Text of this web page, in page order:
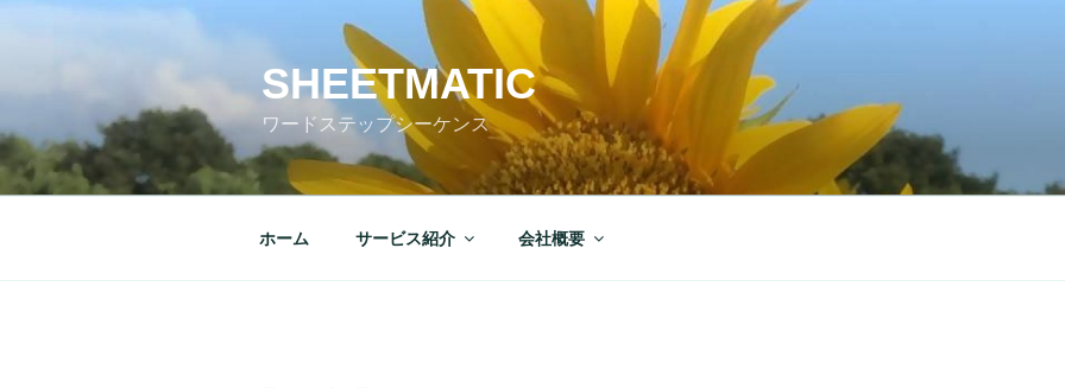
ツ
SHEETMATIC
ワードステップシーケンス
ホーム サービス紹介 会社概要